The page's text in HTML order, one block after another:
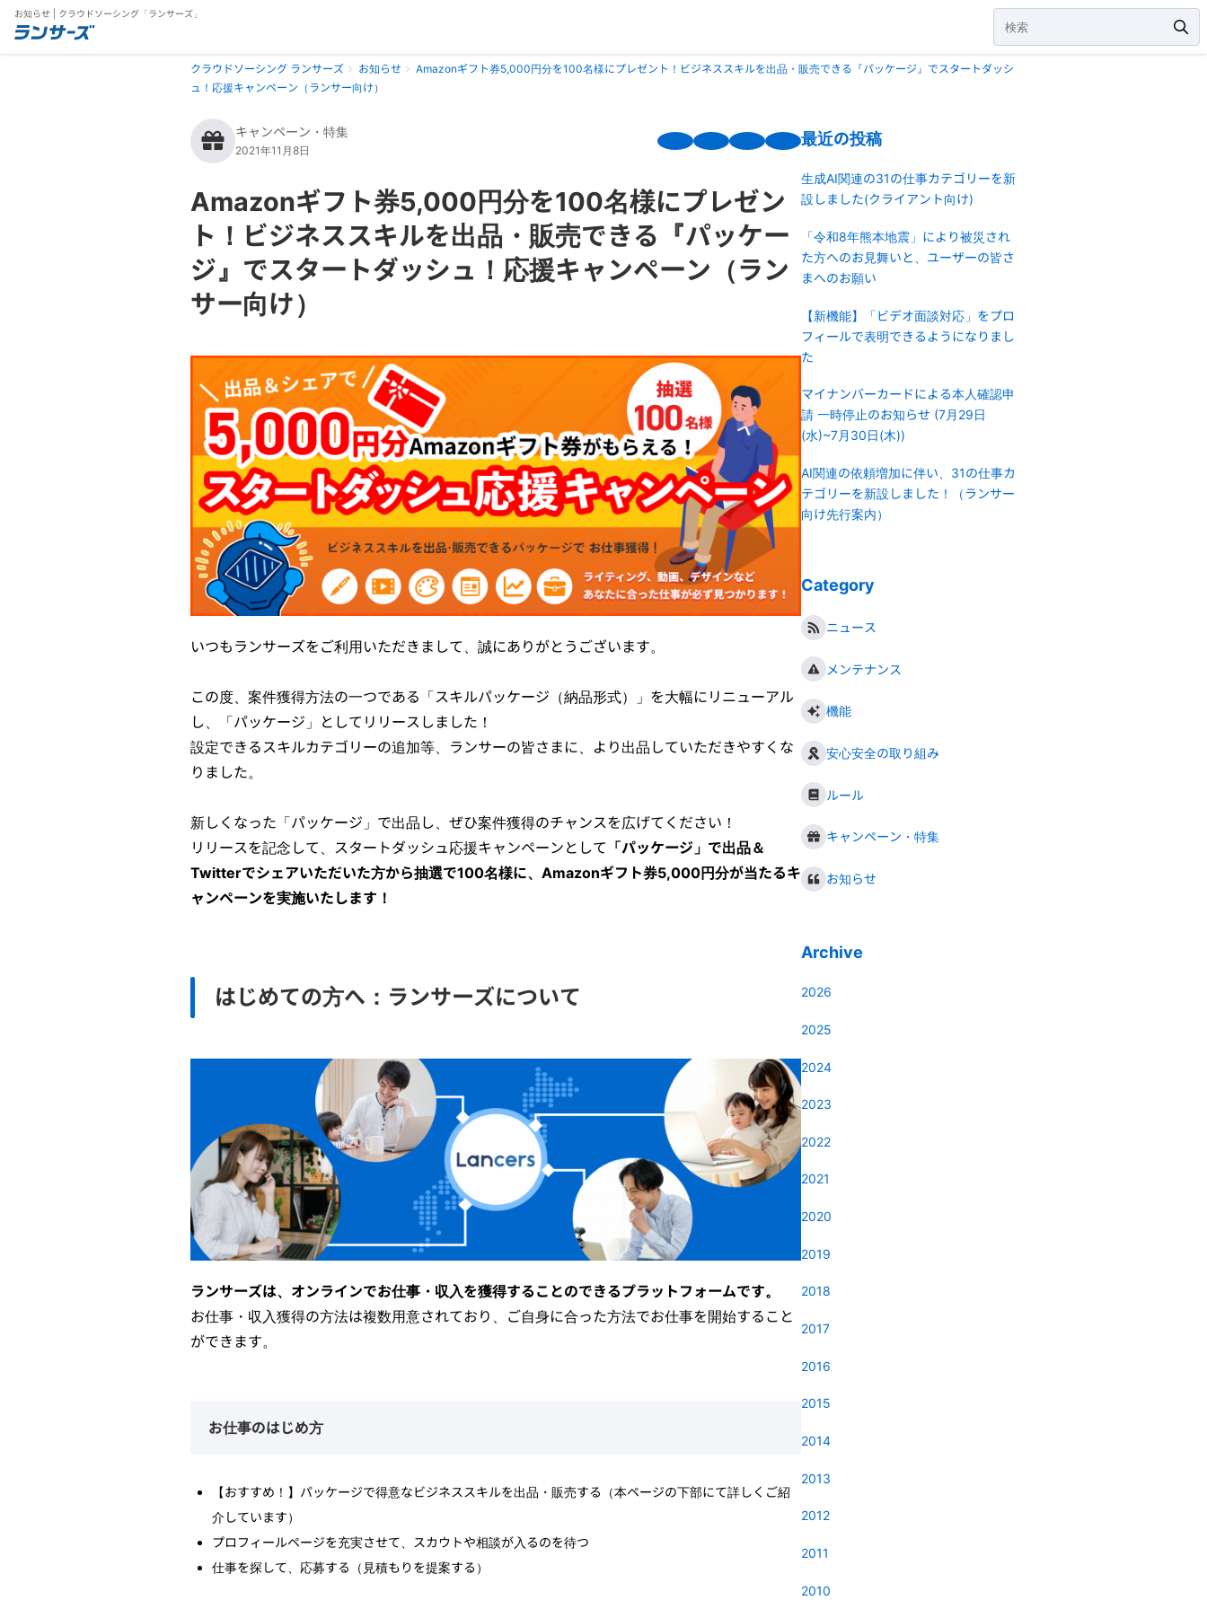
お知らせ | クラウドソーシング「ランサーズ」
クラウドソーシング ランサーズ お知らせ
Amazonギフト券5,000円分を100名様にプレゼント！ビジネススキルを出品・販売できる『パッケージ』でスタートダッシ
ュ！応援キャンペーン（ランサー向け）
キャンペーン・特集
2021年11月8日
Amazonギフト券5,000円分を100名様にプレゼン
ト！ビジネススキルを出品・販売できる『パッケー
ジ』でスタートダッシュ！応援キャンペーン（ラン
サー向け）
いつもランサーズをご利用いただきまして、誠にありがとうございます。
この度、案件獲得方法の一つである「スキルパッケージ（納品形式）」を大幅にリニューアル
し、「パッケージ」としてリリースしました！
設定できるスキルカテゴリーの追加等、ランサーの皆さまに、より出品していただきやすくな
りました。
新しくなった「パッケージ」で出品し、ぜひ案件獲得のチャンスを広げてください！
リリースを記念して、スタートダッシュ応援キャンペーンとして 「パッケージ」で出品＆
Twitterでシェアいただいた方から抽選で100名様に、Amazonギフト券5,000円分が当たるキ
ャンペーンを実施いた します！
はじめての方へ：ランサーズについて
ランサーズは、オンラインでお仕事・収入を獲得することのできるプラットフォームです。
お仕事・収入獲得の方法は複数用意されており、ご自身に合った方法でお仕事を開始すること
ができます。
お仕事のはじめ方
【おすすめ！】パッケージで得意なビジネススキルを出品・販売する（本ページの下部にて詳しくご紹
介しています）
プロフィールページを充実させて、スカウトや相談が入るのを待つ
仕事を探して、応募する（見積もりを提案する）
最近の投稿
生成AI関連の31の仕事カテゴリーを新
設しました(クライアント向け)
「令和8年熊本地震」により被災され
た方へのお見舞いと、ユーザーの皆さ
まへのお願い
【新機能】「ビデオ面談対応」をプロ
フィールで表明できるようになりまし
た
マイナンバーカードによる本人確認申
請 一時停止のお知らせ (7月29日
(水)~7月30日(木))
AI関連の依頼増加に伴い、31の仕事カ
テゴリーを新設しました！（ランサー
向け先行案内）
Category
ニュース
メンテナンス
機能
安心安全の取り組み
ルール
キャンペーン・特集
お知らせ
Archive
2026
2025
2024
2023
2022
2021
2020
2019
2018
2017
2016
2015
2014
2013
2012
2011
2010